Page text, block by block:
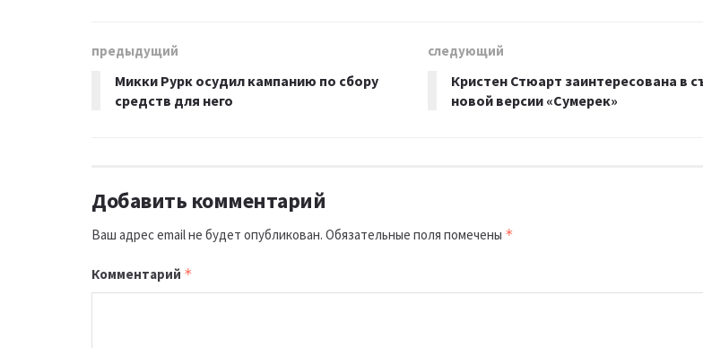
предыдущий
Микки Рурк осудил кампанию по сбору
средств для него
следующий
Кристен Стюарт заинтересована в
новой версии «Сумерек»
Добавить комментарий
Ваш адрес email не будет опубликован. Обязательные поля помечены *
Комментарий *